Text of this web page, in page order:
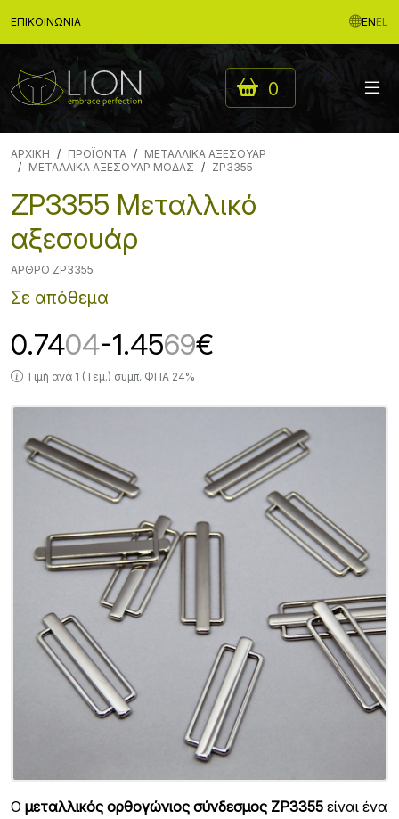
ΕΠΙΚΟΙΝΩΝΊΑ ENEL
0
ΑΡΧΙΚΉ ΠΡΟΪΟΝΤΑ
ΜΕΤΑΛΛΙΚΑ ΑΞΕΣΟΥΑΡ
ΜΕΤΑΛΛΙΚΑ ΑΞΕΣΟΥΑΡ ΜΟΔΑΣ
ZP3355
ZP3355 Μεταλλικό
αξεσουάρ
ΆΡΘΡΟ ZP3355
Σε απόθεμα
0.7404-1.4569€
Τιμή ανά 1 (Τεμ.) συμπ. ΦΠΑ 24%
Ο μεταλλικός ορθογώνιος σύνδεσμος ZP3355 είναι ένα